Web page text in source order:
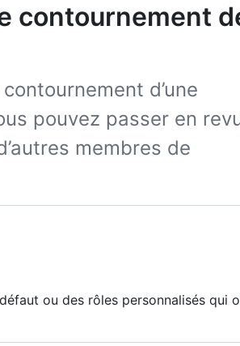
contournement
d’une
pouvez passer en
membres de
ou des rôles personnalisés qui